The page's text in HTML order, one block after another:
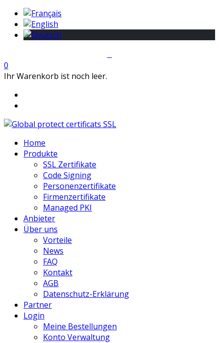
0
Ihr Warenkorb ist noch leer.
Home
Produkte
SSL Zertifikate
Code Signing
Personenzertifikate
Firmenzertifikate
Managed PKI
Anbieter
Über uns
Vorteile
News
FAQ
Kontakt
AGB
Datenschutz-Erklärung
Partner
Login
Meine Bestellungen
Konto Verwaltung